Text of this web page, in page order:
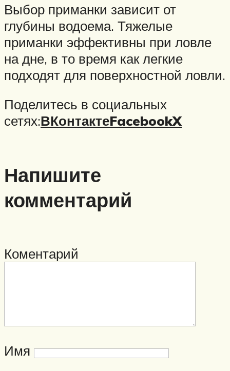
Выбор приманки зависит от
глубины водоема. Тяжелые
приманки эффективны при ловле
на дне, в то время как легкие
подходят для поверхностной ловли.
Поделитесь в социальных
сетях:ВКонтактеFacebookX
Напишите
комментарий
Коментарий
Имя